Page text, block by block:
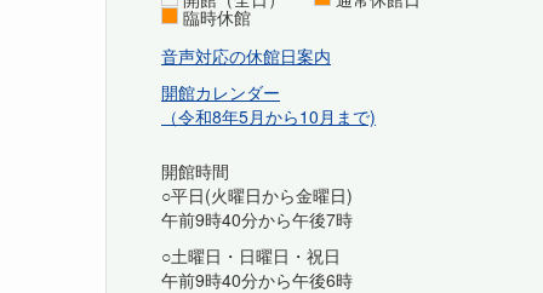
臨時休館
音声対応の休館日案内
開館カレンダー
（令和8年5月から10月まで)
開館時間
○平日(火曜日から金曜日)
午前9時40分から午後7時
○土曜日・日曜日・祝日
午前9時40分から午後6時